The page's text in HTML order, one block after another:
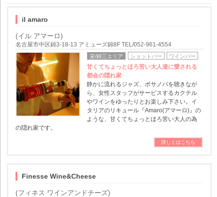
il amaro
(イル アマーロ)
名古屋市中区錦3-18-13 アミューズ錦8F TEL/052-961-4554
栄/錦三エリア ショットバー ワインバー
甘くてちょっとほろ苦い大人達に愛される
都会の隠れ家
静かに流れるジャズ、ボサノバを聴きなが
ら、女性スタッフがサービスするカクテル
やワインをゆったりとお楽しみ下さい。イ
タリアのリキュール『Amaro(アマーロ)』の
ような、甘くてちょっとほろ苦い大人の為
の隠れ家です。
詳しくはこちら
Finesse Wine&Cheese
(フィネス ワインアンドチーズ)